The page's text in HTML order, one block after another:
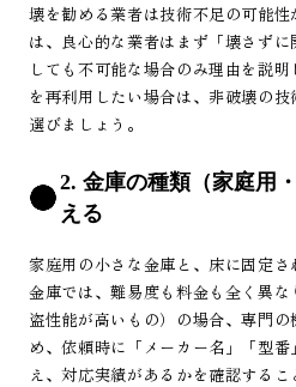
壊を勧める業者は技術不足の可能
は、良心的な業者はまず「壊さず
しても不可能な場合のみ理由を説
を再利用したい場合は、非破壊の
選びましょう。
2. 金庫の種類（家庭用
える
家庭用の小さな金庫と、床に固定
金庫では、難易度も料金も全く異
盗性能が高いもの）の場合、専門
め、依頼時に「メーカー名」「型
え、対応実績があるかを確認する